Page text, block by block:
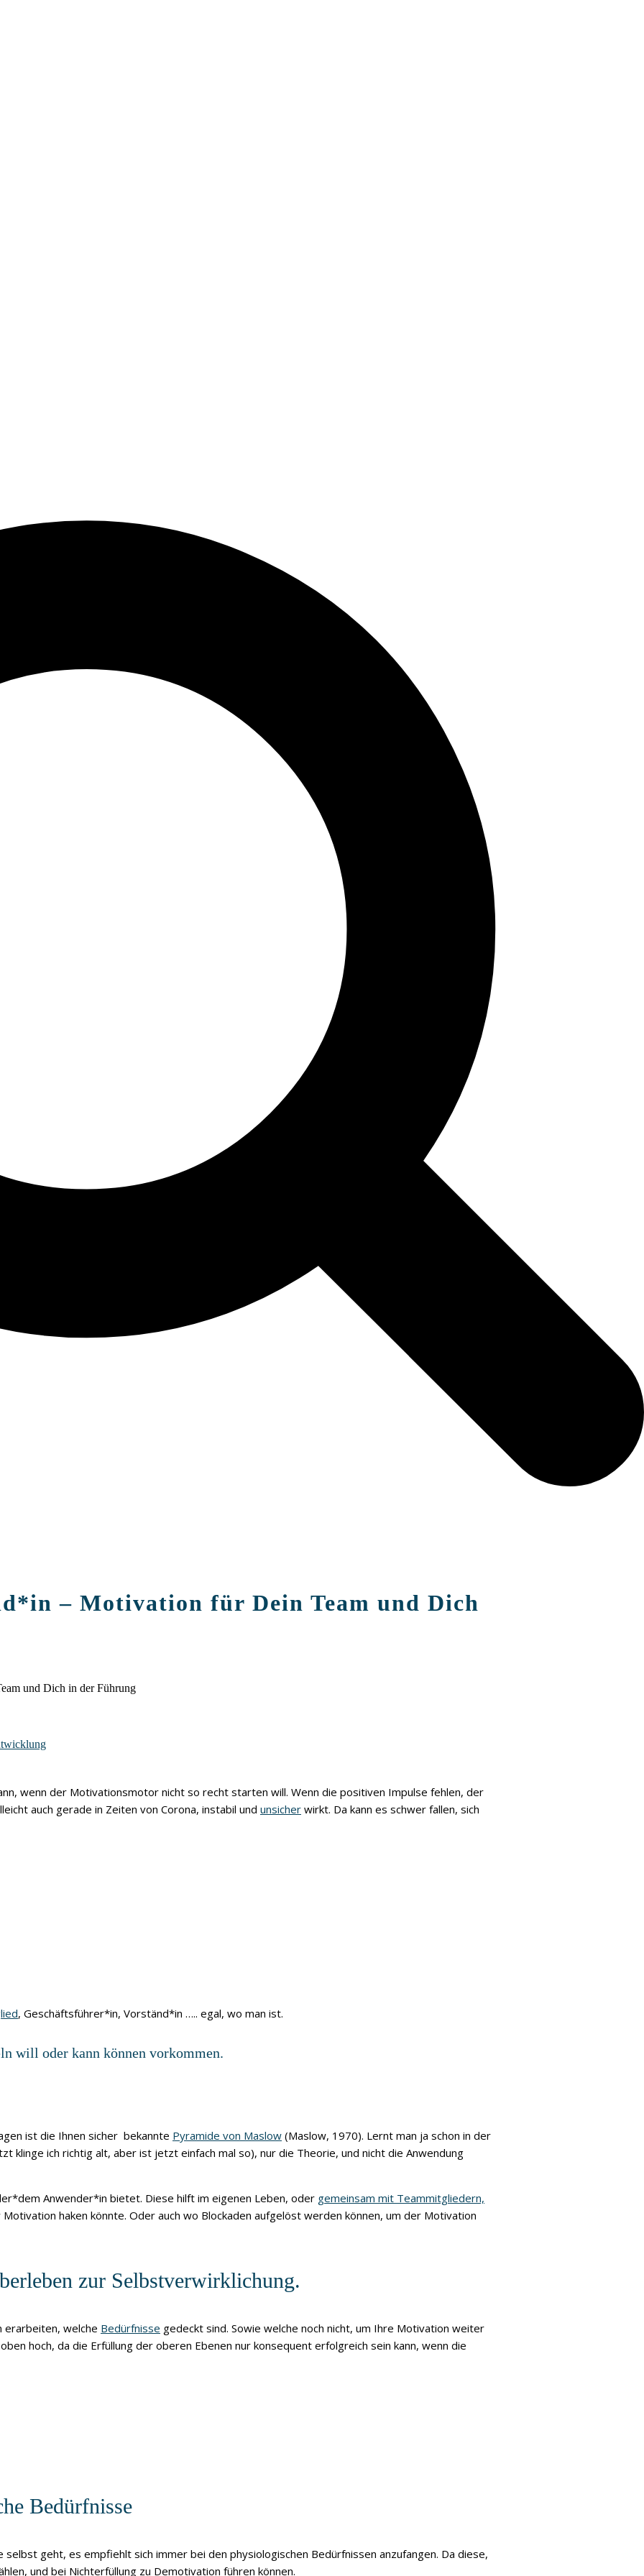
– Motivation für Dein Team und Dich
und Dich in der Führung
wenn der Motivationsmotor nicht so recht starten will. Wenn die positiven Impulse fehlen, der
auch gerade in Zeiten von Corona, instabil und unsicher wirkt. Da kann es schwer fallen, sich
, Geschäftsführer*in, Vorständ*in ….. egal, wo man ist.
will oder kann können vorkommen.
ist die Ihnen sicher bekannte Pyramide von Maslow (Maslow, 1970). Lernt man ja schon in der
klinge ich richtig alt, aber ist jetzt einfach mal so), nur die Theorie, und nicht die Anwendung
Anwender*in bietet. Diese hilft im eigenen Leben, oder gemeinsam mit Teammitgliedern,
haken könnte. Oder auch wo Blockaden aufgelöst werden können, um der Motivation
zur Selbstverwirklichung.
erarbeiten, welche Bedürfnisse gedeckt sind. Sowie welche noch nicht, um Ihre Motivation weiter
hoch, da die Erfüllung der oberen Ebenen nur konsequent erfolgreich sein kann, wenn die
Bedürfnisse
geht, es empfiehlt sich immer bei den physiologischen Bedürfnissen anzufangen. Da diese,
und bei Nichterfüllung zu Demotivation führen können.